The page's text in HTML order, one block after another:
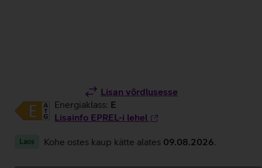
Lisan võrdlusesse
Energiaklass: E
Lisainfo EPREL-i lehel
Laos Kohe ostes kaup kätte alates 09.08.2026